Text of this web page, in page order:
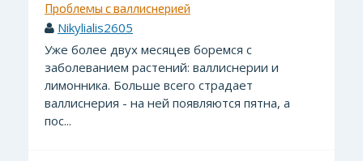
Проблемы с валлиснерией
Nikylialis2605
Уже более двух месяцев боремся с
заболеванием растений: валлиснерии и
лимонника. Больше всего страдает
валлиснерия - на ней появляются пятна, а
пос...